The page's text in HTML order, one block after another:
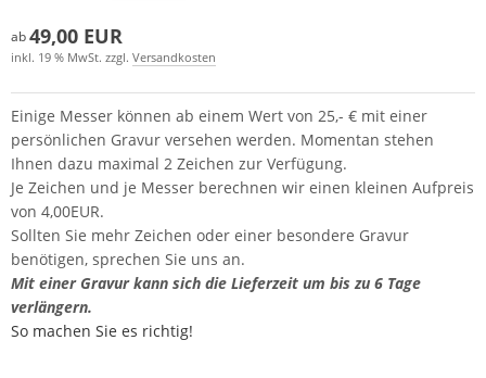
ab49,00 EUR
inkl. 19 % MwSt. zzgl. Versandkosten
Einige Messer können ab einem Wert von 25,- € mit einer
persönlichen Gravur versehen werden. Momentan stehen
Ihnen dazu maximal 2 Zeichen zur Verfügung.
Je Zeichen und je Messer berechnen wir einen kleinen Aufpreis
von 4,00EUR.
Sollten Sie mehr Zeichen oder einer besondere Gravur
benötigen, sprechen Sie uns an.
Mit einer Gravur kann sich die Lieferzeit um bis zu 6 Tage
verlängern.
So machen Sie es richtig!